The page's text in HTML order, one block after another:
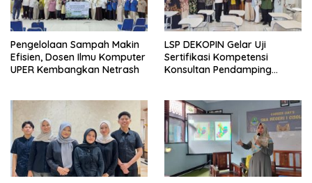
Pengelolaan Sampah Makin
Efisien, Dosen Ilmu Komputer
UPER Kembangkan Netrash
LSP DEKOPIN Gelar Uji
Sertifikasi Kompetensi
Konsultan Pendamping